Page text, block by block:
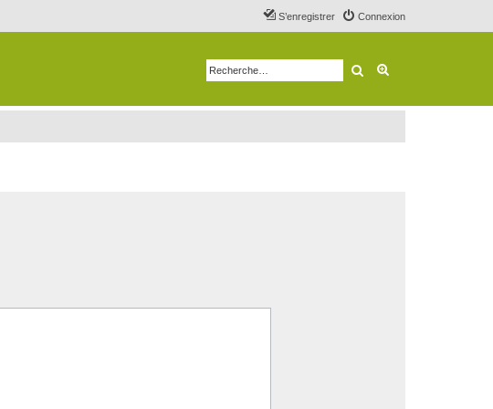
Connexion
S’enregistrer
Rechercher